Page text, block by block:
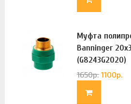
Муфта
Banninger
(G8243G2020)
1650р. 1100р.